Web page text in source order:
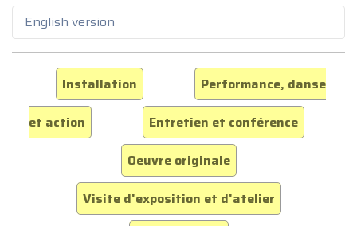
English version
Installation
Performance, danse
et action
Entretien et conférence
Oeuvre originale
Visite d'exposition et d'atelier